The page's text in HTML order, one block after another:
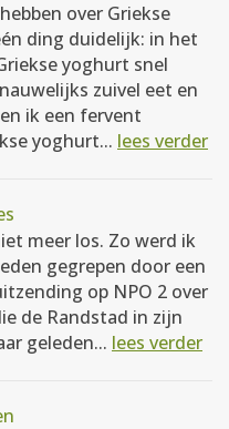
over Griekse
ding duidelijk: in het
yoghurt snel
zuivel eet en
ik een fervent
yoghurt... lees verder
meer los. Zo werd ik
gegrepen door een
op NPO 2 over
de Randstad in zijn
geleden... lees verder